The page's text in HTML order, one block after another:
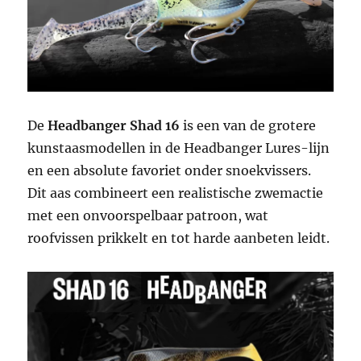
DeHeadbanger Shad 16 is een van de grotere
kunstaasmodellen in de Headbanger Lures-lijn
en een absolute favoriet onder snoekvissers.
Dit aas combineert een realistische zwemactie
met een onvoorspelbaar patroon, wat
roofvissen prikkelt en tot harde aanbeten leidt.